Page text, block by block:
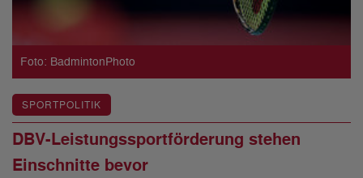
Foto: BadmintonPhoto
SPORTPOLITIK
DBV-Leistungssportförderung stehen
Einschnitte bevor